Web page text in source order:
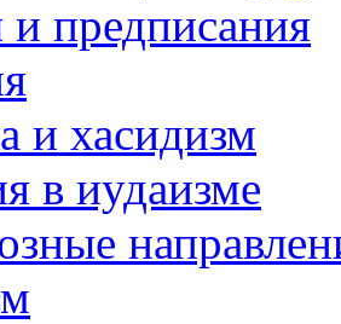
и предписания
и хасидизм
в иудаизме